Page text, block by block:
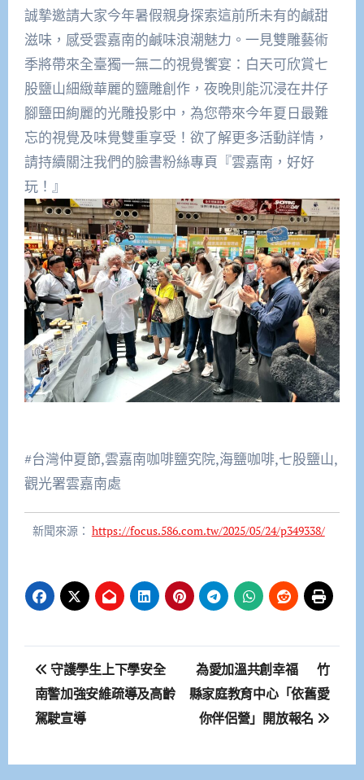
誠摯邀請大家今年暑假親身探索這前所未有的鹹甜
滋味，感受雲嘉南的鹹味浪潮魅力。一見雙雕藝術
季將帶來全臺獨一無二的視覺饗宴：白天可欣賞七
股鹽山細緻華麗的鹽雕創作，夜晚則能沉浸在井仔
腳鹽田絢麗的光雕投影中，為您帶來今年夏日最難
忘的視覺及味覺雙重享受！欲了解更多活動詳情，
請持續關注我們的臉書粉絲專頁『雲嘉南，好好
玩！』
#台灣仲夏節,雲嘉南咖啡鹽究院,海鹽咖啡,七股鹽山,
觀光署雲嘉南處
新聞來源： https://focus.586.com.tw/2025/05/24/p349338/
文
章
導
覽
守護學生上下學安全
南警加強安維疏導及高齡
駕駛宣導
為愛加溫共創幸福 竹
縣家庭教育中心「依舊愛
你伴侶營」開放報名